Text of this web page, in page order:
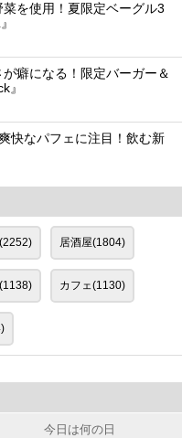
を使用！夏限定ベーグル3
癖になる！限定バーガー＆
』
快なパフェに注目！飲む新
居酒屋(1804)
カフェ(1130)
今日は何の日